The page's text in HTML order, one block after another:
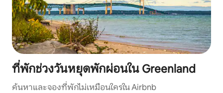
ที่พักช่วงวันหยุดพักผ่อนใน Greenland
ค้นหาและจองที่พักไม่เหมือนใครใน Airbnb